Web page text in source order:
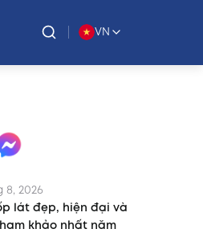
VN
8, 2026
lát đẹp, hiện đại và
khảo nhất năm